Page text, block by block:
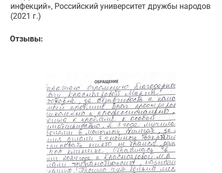
инфекций», Российский университет дружбы народов
(2021 г.)
Отзывы: